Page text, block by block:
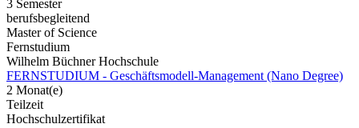
3 Semester
berufsbegleitend
Master of Science
Fernstudium
Wilhelm Büchner Hochschule
FERNSTUDIUM - Geschäftsmodell-Management (Nano Degree)
2 Monat(e)
Teilzeit
Hochschulzertifikat